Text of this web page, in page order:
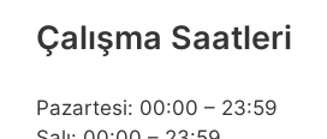
Çalışma Saatleri
Pazartesi: 00:00 – 23:59